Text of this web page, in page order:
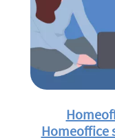
Homeoffice